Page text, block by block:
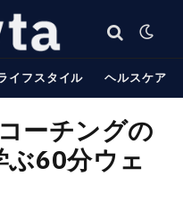
イフスタイル ヘルスケア
ーチングの
ぶ60分ウェ